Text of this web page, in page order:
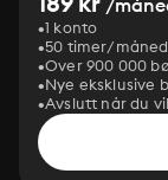
/
1 konto
50 timer/måned
Over 900 000
Nye eksklusive
Avslutt når du vil